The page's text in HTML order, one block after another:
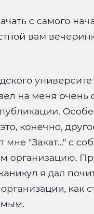
с самого
вам
на меня очень
конечно,
"Закат..." с
организацию.
я дал
как